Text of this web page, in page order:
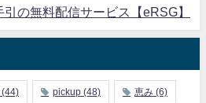
の無料配信サービス【eRSG】
(44) pickup (48) 恵み (6)